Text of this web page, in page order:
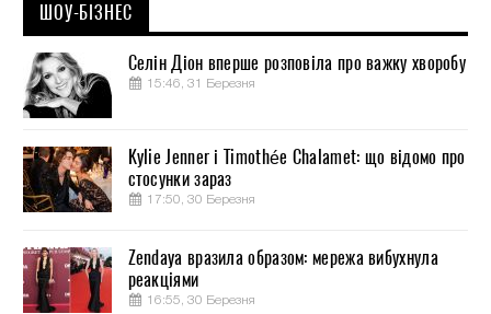
ШОУ-БІЗНЕС
Селін Діон вперше розповіла про важку хворобу
15:46, 31 Березня
Kylie Jenner і Timothée Chalamet: що відомо про
стосунки зараз
17:50, 30 Березня
Zendaya вразила образом: мережа вибухнула
реакціями
16:55, 30 Березня